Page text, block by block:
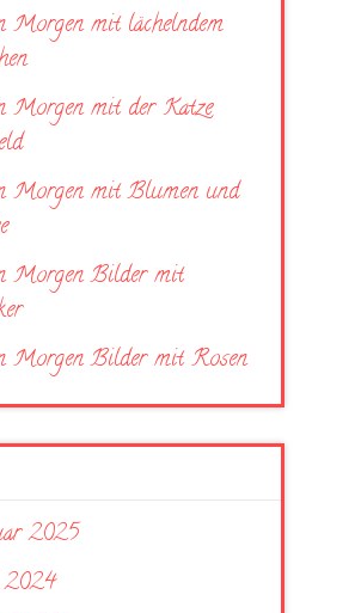
Morgen mit lächelndem
Morgen mit der Katze
Morgen mit Blumen und
Morgen Bilder mit
Morgen Bilder mit Rosen
2025